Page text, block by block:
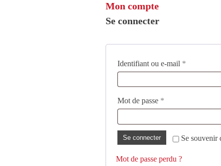
Mon compte
Se connecter
Identifiant ou e-mail *
Mot de passe *
Se souvenir
Se connecter
Mot de passe perdu ?